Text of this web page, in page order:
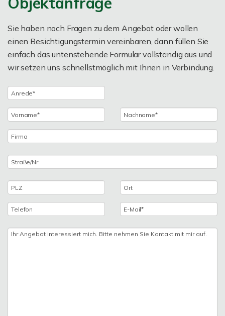
Sie haben noch Fragen zu dem Angebot oder wollen
einen Besichtigungstermin vereinbaren, dann füllen Sie
einfach das untenstehende Formular vollständig aus und
wir setzen uns schnellstmöglich mit Ihnen in Verbindung.